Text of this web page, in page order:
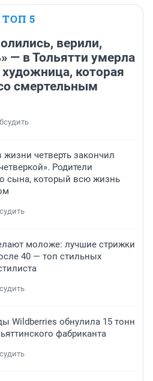
ТОП 5
верили,
— в Тольятти умерла
художница, которая
смертельным
четверть закончил
Родители
сына, который всю жизнь
моложе: лучшие стрижки
40 — топ стильных
Wildberries обнулила 15 тонн
фабриканта